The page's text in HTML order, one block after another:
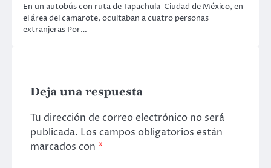
En un autobús con ruta de Tapachula-Ciudad de México, en
el área del camarote, ocultaban a cuatro personas
extranjeras Por…
Deja una respuesta
Tu dirección de correo electrónico no será
publicada. Los campos obligatorios están
marcados con *